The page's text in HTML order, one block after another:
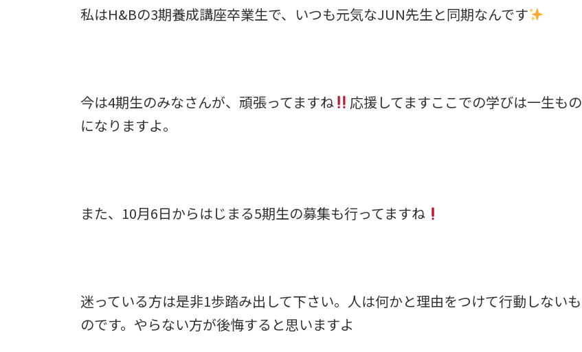
私はH&Bの3期養成講座卒業生で、いつも元気なJUN先生と同期なんです
今は4期生のみなさんが、頑張ってますね
応援してますここでの学びは一生もの
になりますよ。
また、10月6日からはじまる5期生の募集も行ってますね
迷っている方は是非1歩踏み出して下さい。人は何かと理由をつけて行動しないも
のです。やらない方が後悔すると思いますよ